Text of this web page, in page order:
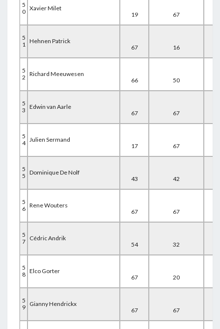
5
0 Xavier Milet
19
67
5
1 Hehnen Patrick
67
16
5
2
Richard Meeuwesen
66
50
5
3
Edwin van Aarle
67
67
5
4 Julien Sermand
17
67
5
5
Dominique De Nolf
43
42
5
6 Rene Wouters
67
67
5
7
Cédric Andrik
54
32
5
8 Elco Gorter
67
20
5
9
Gianny Hendrickx
67
67